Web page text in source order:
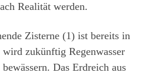
Realität werden.
Zisterne (1) ist bereits in
zukünftig Regenwasser
Das Erdreich aus